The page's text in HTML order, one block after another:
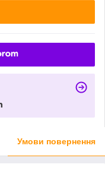
Умови повернення